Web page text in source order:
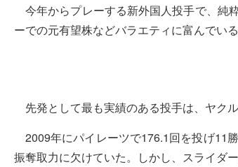
今年からプレーする新外国人投手で、純
ーでの元有望株などバラエティに富んでい
先発として最も実績のある投手は、ヤク
2009年にパイレーツで176.1回を投げ11
振奪取力に欠けていた。しかし、スライダ